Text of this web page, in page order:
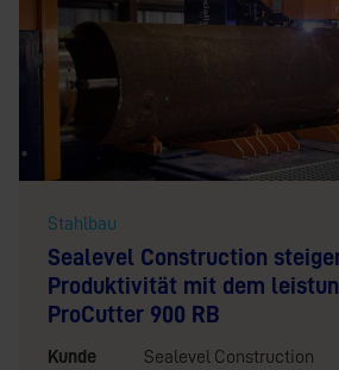
Stahlbau
Sealevel Construction
Produktivität mit dem
ProCutter 900 RB
Kunde
Sealevel Construction